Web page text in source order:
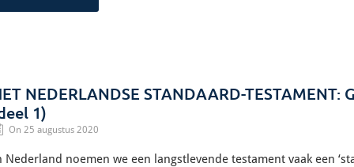
NEDERLANDSE STANDAARD-TESTAMENT:
1)
On 25 augustus 2020
Nederland noemen we een langstlevende testament vaak een